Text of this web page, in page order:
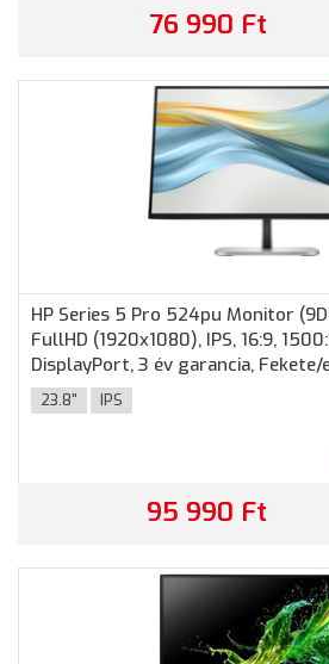
76 990 Ft
HP Series 5 Pro 524pu Monitor
FullHD (1920x1080), IPS, 16:9,
DisplayPort, 3 év garancia,
23.8" IPS
95 990 Ft